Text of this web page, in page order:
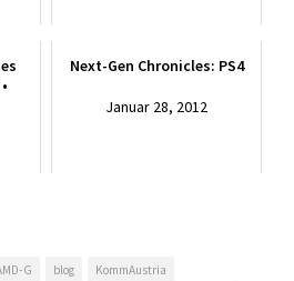
Next-Gen Chronicles: PS4
Januar 28, 2012
G blog
KommAustria